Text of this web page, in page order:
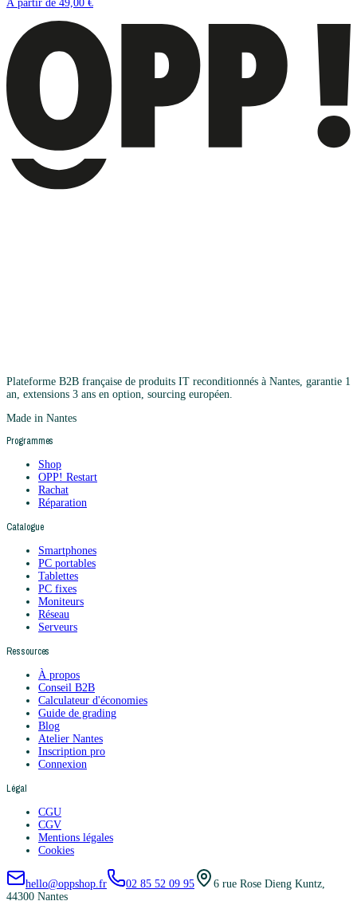
À partir de 49,00 €
Plateforme B2B française de produits IT reconditionnés à Nantes, garantie 1
an, extensions 3 ans en option, sourcing européen.
Made in Nantes
Programmes
Shop
OPP! Restart
Rachat
Réparation
Catalogue
Smartphones
PC portables
Tablettes
PC fixes
Moniteurs
Réseau
Serveurs
Ressources
À propos
Conseil B2B
Calculateur d'économies
Guide de grading
Blog
Atelier Nantes
Inscription pro
Connexion
Légal
CGU
CGV
Mentions légales
Cookies
hello@oppshop.fr 02 85 52 09 95
6 rue Rose Dieng Kuntz,
44300 Nantes